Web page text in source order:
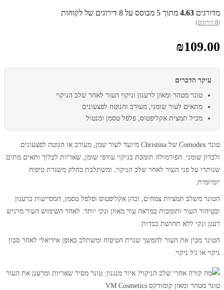
מדורגים 4.63 מתוך 5 מבוסס על 8 דירוגים של לקוחות
(8 דירוגים)
₪109.00
עיקר הדברים
טונר מטהר ומאזן לרענון וניקוי העור לאחר שלב הניקוי
מתאים לעור שומני, מעורב והנוטה לפצעונים
מכיל תמצית אקליפטוס, פלפל טסמן ומנטול
טונר Comodex של Christina מיועד לעור שמן, מעורב או הנוטה לפצעונים
ולברק שומני. הפורמולה תומכת בניקוי עודפי שומן, שאריות לכלוך ותאים מתים
שנותרו על פני העור לאחר שלב הניקוי, ומשתלבת כחלק משגרת טיפוח
יומיומית.
הטונר משלב תמציות צמחים, ובהן אקליפטוס ופלפל טסמן, המסייעות ברענון
ובטיהור העור ותומכות במראה עור מאוזן ונקי יותר. לאחר השימוש העור מרגיש
רענן ונקי ללא תחושת כבדות.
הטונר מכין את העור להמשך שגרת הטיפוח ומשתלב באופן אידיאלי לאחר סבון
ניקוי או ג'ל ניקוי.